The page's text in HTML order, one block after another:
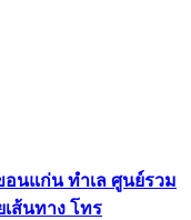
นแก่น ทำเล ศูนย์รวม
ส้นทาง โทร